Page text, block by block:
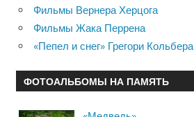
Фильмы Вернера Херцога
Фильмы Жака Перрена
«Пепел и снег» Грегори Кольбера
ФОТОАЛЬБОМЫ НА ПАМЯТЬ